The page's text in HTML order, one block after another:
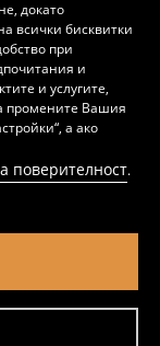
докато
всички бисквитки
при
и
и услугите,
промените Вашия
а ако
поверителност.